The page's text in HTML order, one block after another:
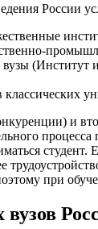
России
(Институт
классических
и
при